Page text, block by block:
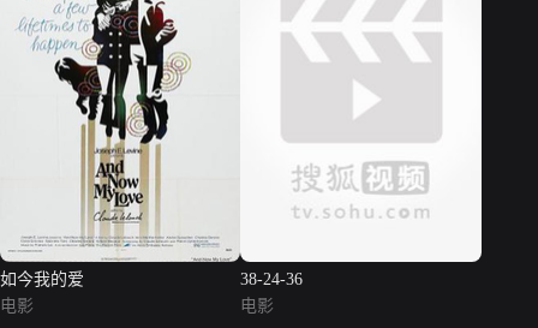
如今我的爱
电影
38-24-36
电影